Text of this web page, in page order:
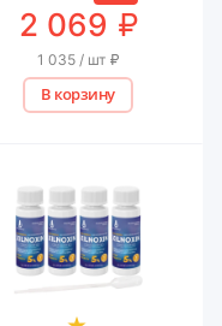
2 069 ₽
1 035 / шт ₽
В корзину